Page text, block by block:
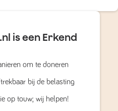
is een Erkend
om te doneren
bij de belasting
op touw; wij helpen!